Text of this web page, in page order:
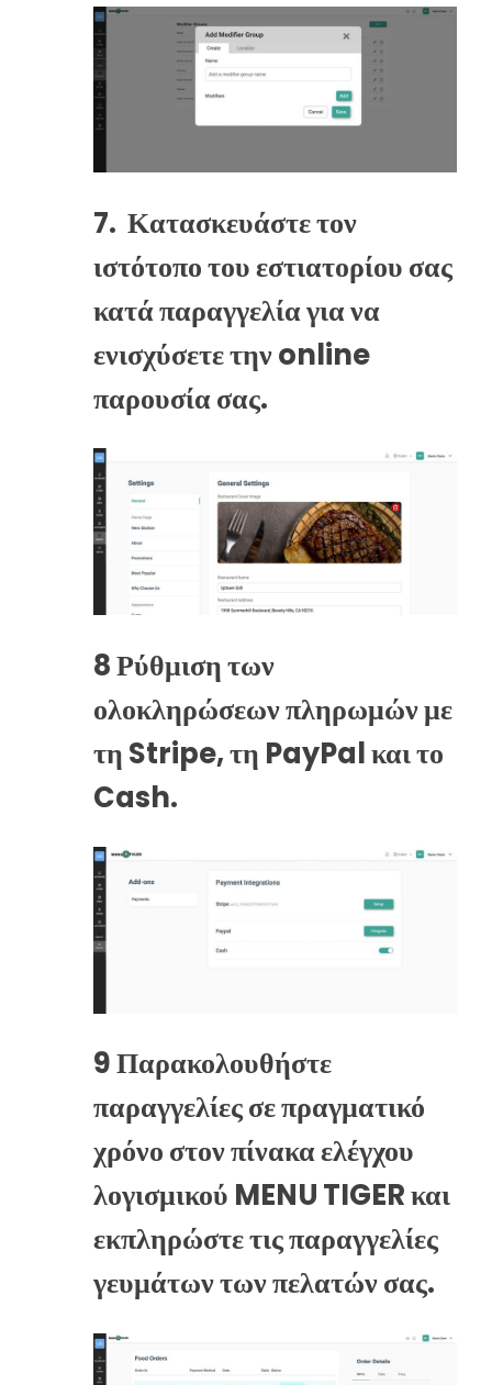
7. Κατασκευάστε τον
ιστότοπο του εστιατορίου σας
κατά παραγγελία για να
ενισχύσετε την online
παρουσία σας.
8Ρύθμιση των
ολοκληρώσεων πληρωμών με
τη Stripe, τη PayPal και το
Cash.
9Παρακολουθήστε
παραγγελίες σε πραγματικό
χρόνο στον πίνακα ελέγχου
λογισμικού MENU TIGER και
εκπληρώστε τις παραγγελίες
γευμάτων των πελατών σας.